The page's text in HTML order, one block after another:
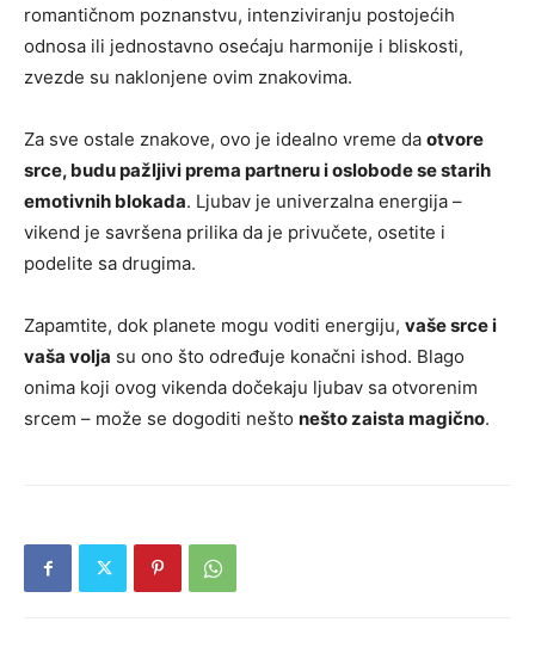
romantičnom poznanstvu, intenziviranju postojećih
odnosa ili jednostavno osećaju harmonije i bliskosti,
zvezde su naklonjene ovim znakovima.
Za sve ostale znakove, ovo je idealno vreme da otvore
srce, budu pažljivi prema partneru i oslobode se starih
emotivnih blokada. Ljubav je univerzalna energija –
vikend je savršena prilika da je privučete, osetite i
podelite sa drugima.
Zapamtite, dok planete mogu voditi energiju, vaše srce i
vaša volja su ono što određuje konačni ishod. Blago
onima koji ovog vikenda dočekaju ljubav sa otvorenim
srcem – može se dogoditi nešto nešto zaista magično.